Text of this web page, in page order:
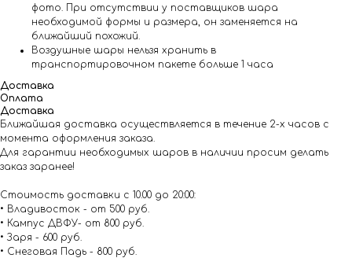
фото. При отсутствии у поставщиков шара
необходимой формы и размера, он заменяется на
ближайший похожий.
Воздушные шары нельзя хранить в
транспортировочном пакете больше 1 часа
Доставка
Оплата
Доставка
Ближайшая доставка осуществляется в течение 2-х часов с
момента оформления заказа.
Для гарантии необходимых шаров в наличии просим делать
заказ заранее!
Стоимость доставки с 10.00 до 20:00:
• Владивосток - от 500 руб.
• Кампус ДВФУ- от 800 руб.
• Заря - 600 руб.
• Снеговая Падь - 800 руб.